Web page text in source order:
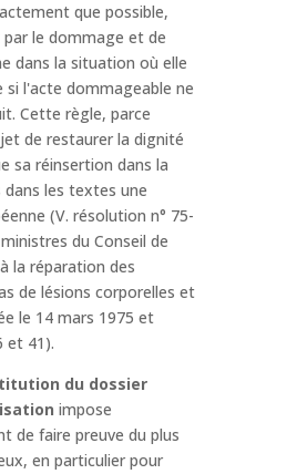
que possible,
le dommage et de
dans la situation où elle
si l'acte dommageable ne
Cette règle, parce
de restaurer la dignité
sa réinsertion dans la
les textes une
(V. résolution n° 75-
du Conseil de
la réparation des
de lésions corporelles et
le 14 mars 1975 et
et 41).
du dossier
impose
de faire preuve du plus
en particulier pour